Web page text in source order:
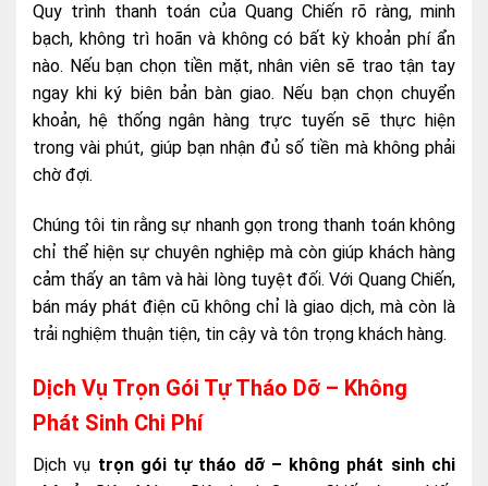
Quy trình thanh toán của Quang Chiến rõ ràng, minh
bạch, không trì hoãn và không có bất kỳ khoản phí ẩn
nào. Nếu bạn chọn tiền mặt, nhân viên sẽ trao tận tay
ngay khi ký biên bản bàn giao. Nếu bạn chọn chuyển
khoản, hệ thống ngân hàng trực tuyến sẽ thực hiện
trong vài phút, giúp bạn nhận đủ số tiền mà không phải
chờ đợi.
Chúng tôi tin rằng sự nhanh gọn trong thanh toán không
chỉ thể hiện sự chuyên nghiệp mà còn giúp khách hàng
cảm thấy an tâm và hài lòng tuyệt đối. Với Quang Chiến,
bán máy phát điện cũ không chỉ là giao dịch, mà còn là
trải nghiệm thuận tiện, tin cậy và tôn trọng khách hàng.
Dịch Vụ Trọn Gói Tự Tháo Dỡ – Không
Phát Sinh Chi Phí
Dịch vụ trọn gói tự tháo dỡ – không phát sinh chi